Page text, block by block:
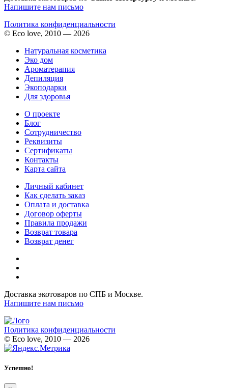
Напишите нам письмо
Политика конфиденциальности
© Eco love, 2010 — 2026
Натуральная косметика
Эко дом
Ароматерапия
Депиляция
Экоподарки
Для здоровья
О проекте
Блог
Сотрудничество
Реквизиты
Сертификаты
Контакты
Карта сайта
Личный кабинет
Как сделать заказ
Оплата и доставка
Договор оферты
Правила продажи
Возврат товара
Возврат денег
Доставка экотоваров по СПБ и Москве.
Напишите нам письмо
Политика конфиденциальности
© Eco love, 2010 — 2026
Успешно!